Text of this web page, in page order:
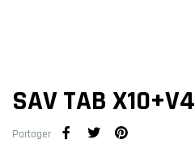
SAV TAB X10+V4
Partager